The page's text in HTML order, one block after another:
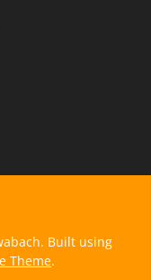
Built using
Theme.